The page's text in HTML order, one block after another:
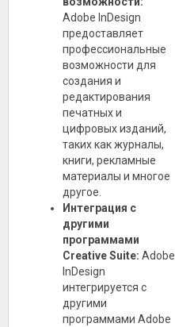
Adobe InDesign
предоставляет
профессиональные
возможности для
создания и
редактирования
печатных и
цифровых изданий,
таких как журналы,
книги, рекламные
материалы и многое
другое.
Интеграция с
другими
программами
Creative Suite: Adobe
InDesign
интегрируется с
другими
программами Adobe